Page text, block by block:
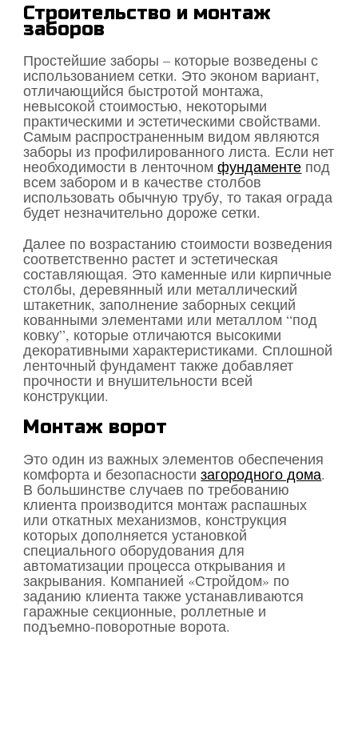
Строительство и монтаж
заборов
Простейшие заборы – которые возведены с
использованием сетки. Это эконом вариант,
отличающийся быстротой монтажа,
невысокой стоимостью, некоторыми
практическими и эстетическими свойствами.
Самым распространенным видом являются
заборы из профилированного листа. Если нет
необходимости в ленточномфундаменте под
всем забором и в качестве столбов
использовать обычную трубу, то такая ограда
будет незначительно дороже сетки.
Далее по возрастанию стоимости возведения
соответственно растет и эстетическая
составляющая. Это каменные или кирпичные
столбы, деревянный или металлический
штакетник, заполнение заборных секций
кованными элементами или металлом “под
ковку”, которые отличаются высокими
декоративными характеристиками. Сплошной
ленточный фундамент также добавляет
прочности и внушительности всей
конструкции.
Монтаж ворот
Это один из важных элементов обеспечения
комфорта и безопасностизагородного дома.
В большинстве случаев по требованию
клиента производится монтаж распашных
или откатных механизмов, конструкция
которых дополняется установкой
специального оборудования для
автоматизации процесса открывания и
закрывания. Компанией «Стройдом» по
заданию клиента также устанавливаются
гаражные секционные, роллетные и
подъемно-поворотные ворота.